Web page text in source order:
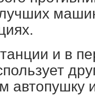
и в
автопушку